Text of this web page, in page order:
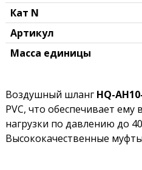
Кат N
Артикул
Масса единицы
Воздушный шланг HQ-
PVC, что обеспечивает
нагрузки по давлению до
Высококачественные